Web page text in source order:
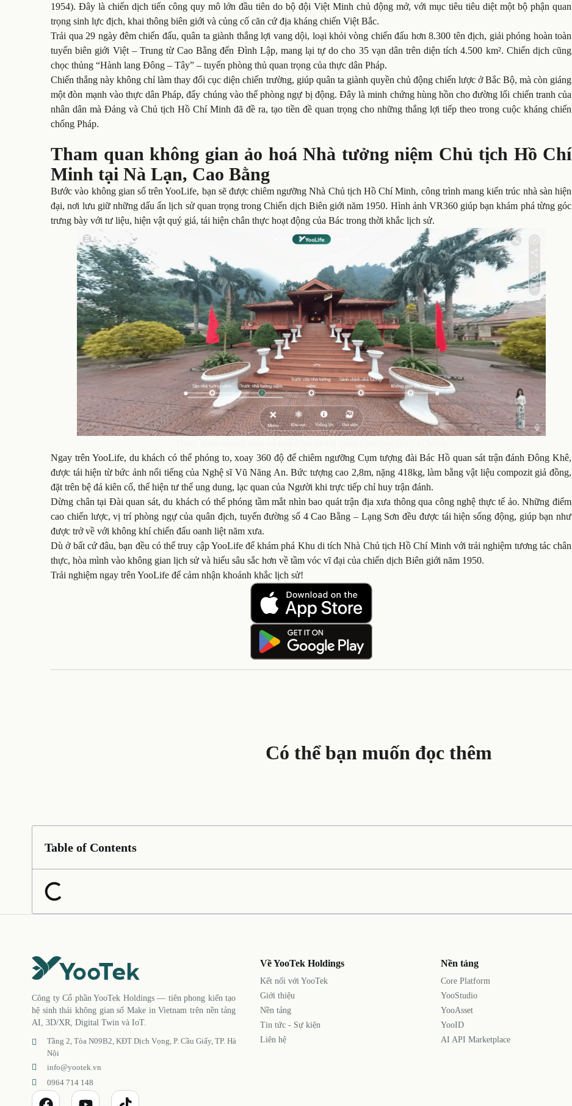
1954). Đây là chiến dịch tiến công quy mô lớn đầu tiên do bộ đội Việt Minh chủ động mở, với mục tiêu tiêu diệt một bộ phận quan
trọng sinh lực địch, khai thông biên giới và củng cố căn cứ địa kháng chiến Việt Bắc.
Trải qua 29 ngày đêm chiến đấu, quân ta giành thắng lợi vang dội, loại khỏi vòng chiến đấu hơn 8.300 tên địch, giải phóng hoàn toàn
tuyến biên giới Việt – Trung từ Cao Bằng đến Đình Lập, mang lại tự do cho 35 vạn dân trên diện tích 4.500 km². Chiến dịch cũng
chọc thủng “Hành lang Đông – Tây” – tuyến phòng thủ quan trọng của thực dân Pháp.
Chiến thắng này không chỉ làm thay đổi cục diện chiến trường, giúp quân ta giành quyền chủ động chiến lược ở Bắc Bộ, mà còn giáng
một đòn mạnh vào thực dân Pháp, đẩy chúng vào thế phòng ngự bị động. Đây là minh chứng hùng hồn cho đường lối chiến tranh của
nhân dân mà Đảng và Chủ tịch Hồ Chí Minh đã đề ra, tạo tiền đề quan trọng cho những thắng lợi tiếp theo trong cuộc kháng chiến
chống Pháp.
Tham quan không gian ảo hoá Nhà tưởng niệm Chủ tịch Hồ Chí
Minh tại Nà Lạn, Cao Bằng
Bước vào không gian số trên YooLife, bạn sẽ được chiêm ngưỡng Nhà Chủ tịch Hồ Chí Minh, công trình mang kiến trúc nhà sàn hiện
đại, nơi lưu giữ những dấu ấn lịch sử quan trọng trong Chiến dịch Biên giới năm 1950. Hình ảnh VR360 giúp bạn khám phá từng góc
trưng bày với tư liệu, hiện vật quý giá, tái hiện chân thực hoạt động của Bác trong thời khắc lịch sử.
Ngay trên YooLife, du khách có thể phóng to, xoay 360 độ để chiêm ngưỡng Cụm tượng đài Bác Hồ quan sát trận đánh Đông Khê,
được tái hiện từ bức ảnh nổi tiếng của Nghệ sĩ Vũ Năng An. Bức tượng cao 2,8m, nặng 418kg, làm bằng vật liệu compozit giả đồng,
đặt trên bệ đá kiên cố, thể hiện tư thế ung dung, lạc quan của Người khi trực tiếp chỉ huy trận đánh.
Dừng chân tại Đài quan sát, du khách có thể phóng tầm mắt nhìn bao quát trận địa xưa thông qua công nghệ thực tế ảo. Những điểm
cao chiến lược, vị trí phòng ngự của quân địch, tuyến đường số 4 Cao Bằng – Lạng Sơn đều được tái hiện sống động, giúp bạn như
được trở về với không khí chiến đấu oanh liệt năm xưa.
Dù ở bất cứ đâu, bạn đều có thể truy cập YooLife để khám phá Khu di tích Nhà Chủ tịch Hồ Chí Minh với trải nghiệm tương tác chân
thực, hòa mình vào không gian lịch sử và hiểu sâu sắc hơn về tầm vóc vĩ đại của chiến dịch Biên giới năm 1950.
Trải nghiệm ngay trên YooLife để cảm nhận khoảnh khắc lịch sử!
Có thể bạn muốn đọc thêm
Table of Contents
Công ty Cổ phần YooTek Holdings — tiên phong kiến tạo
hệ sinh thái không gian số Make in Vietnam trên nền tảng
AI, 3D/XR, Digital Twin và IoT.
Tầng 2, Tòa N09B2, KĐT Dịch Vọng, P. Cầu Giấy, TP. Hà
Nội
info@yootek.vn
0964 714 148
Về YooTek Holdings
Kết nối với YooTek
Giới thiệu
Nền tảng
Tin tức - Sự kiện
Liên hệ
Nền tảng
Core Platform
YooStudio
YooAsset
YooID
AI API Marketplace